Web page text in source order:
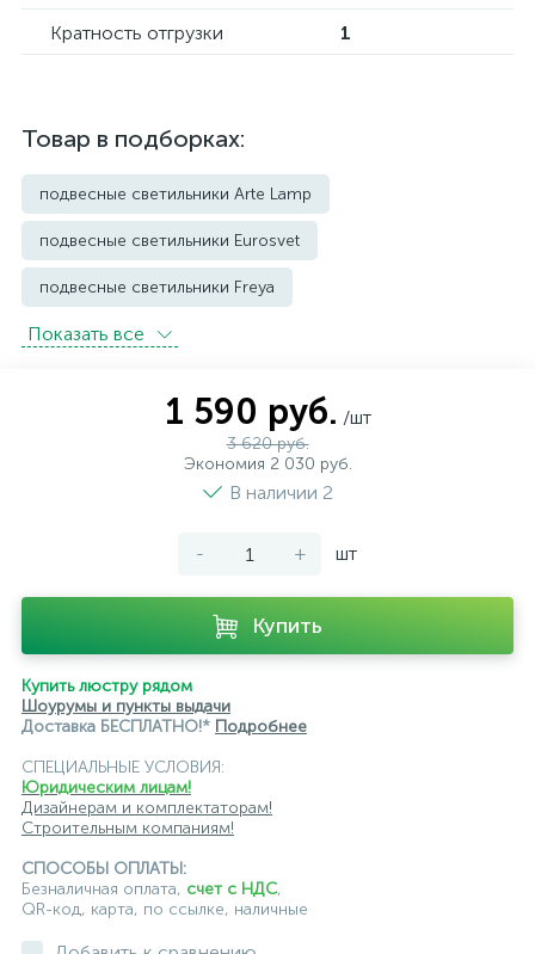
Кратность отгрузки 1
Товар в подборках:
подвесные светильники Arte Lamp
подвесные светильники Eurosvet
подвесные светильники Freya
подвесные светильники Imperium Loft
подвесные светильники Lightstar
подвесные светильники Loft it
подвесные светильники Maytoni
подвесные светильники Newport
подвесные светильники Odeon Light
подвесные светильники ST Luce
подвесные светильники для лестниц
подвесные светильники над столом
подвесные светлильники LED
Показать всe
1 590 руб. /шт
3 620 руб.
Экономия 2 030 руб.
В наличии 2
- + шт
Купить
Купить люстру рядом
Шоурумы и пункты выдачи
Доставка БЕСПЛАТНО!* Подробнее
СПЕЦИАЛЬНЫЕ УСЛОВИЯ:
Юридическим лицам!
Дизайнерам и комплектаторам!
Строительным компаниям!
СПОСОБЫ ОПЛАТЫ:
Безналичная оплата, счет с НДС,
QR-код, карта, по ссылке, наличные